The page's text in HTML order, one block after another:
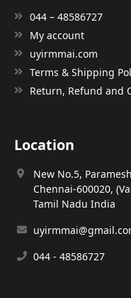
044 – 48586727
My account
uyirmmai.com
Terms & Shipping
Return, Refund and
Location
New No.5,
Chennai-600020,
Tamil Nadu India
044 - 48586727